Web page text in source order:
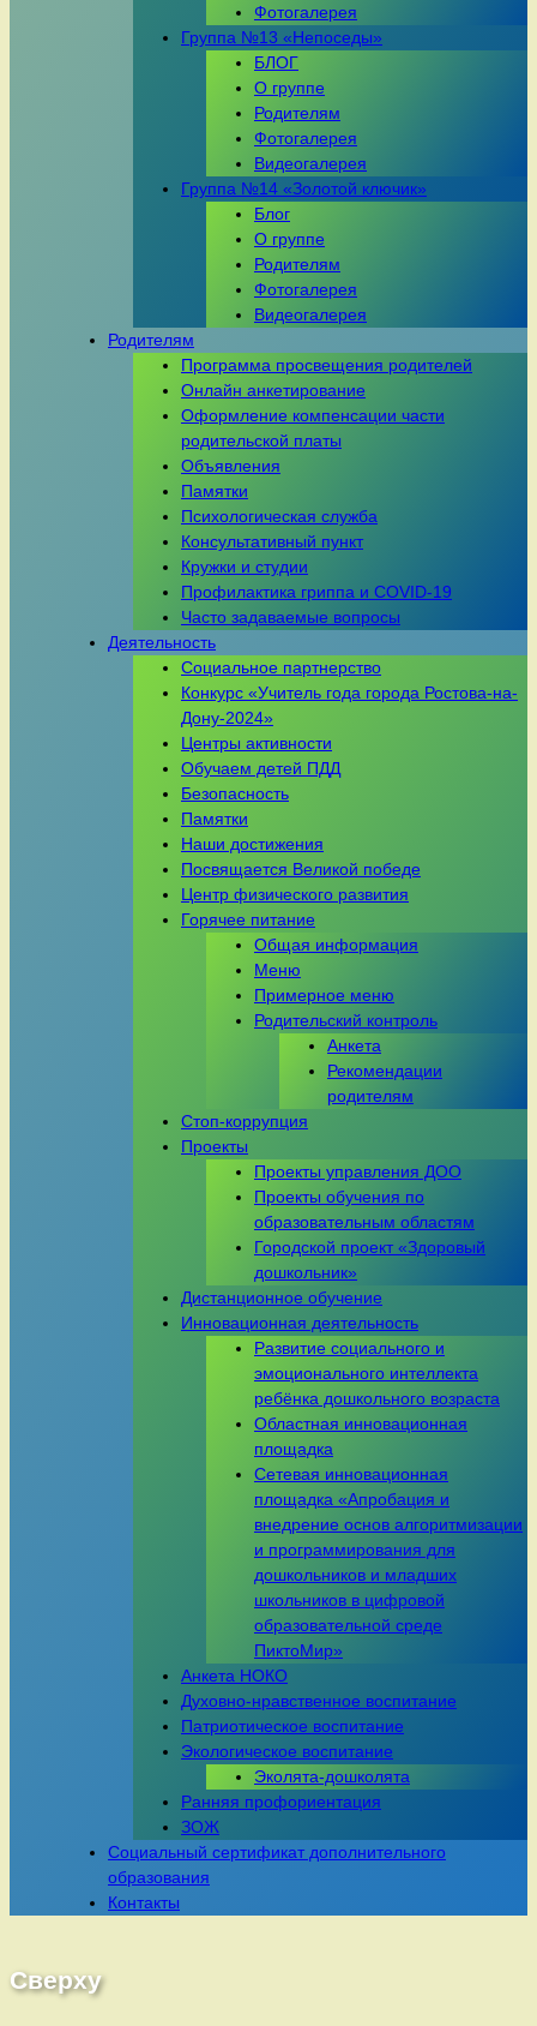
Фотогалерея
Группа №13 «Непоседы»
БЛОГ
О группе
Родителям
Фотогалерея
Видеогалерея
Группа №14 «Золотой ключик»
Блог
О группе
Родителям
Фотогалерея
Видеогалерея
Родителям
Программа просвещения родителей
Онлайн анкетирование
Оформление компенсации части
родительской платы
Объявления
Памятки
Психологическая служба
Консультативный пункт
Кружки и студии
Профилактика гриппа и COVID-19
Часто задаваемые вопросы
Деятельность
Социальное партнерство
Конкурс «Учитель года города Ростова-на-
Дону-2024»
Центры активности
Обучаем детей ПДД
Безопасность
Памятки
Наши достижения
Посвящается Великой победе
Центр физического развития
Горячее питание
Общая информация
Меню
Примерное меню
Родительский контроль
Анкета
Рекомендации
родителям
Стоп-коррупция
Проекты
Проекты управления ДОО
Проекты обучения по
образовательным областям
Городской проект «Здоровый
дошкольник»
Дистанционное обучение
Инновационная деятельность
Развитие социального и
эмоционального интеллекта
ребёнка дошкольного возраста
Областная инновационная
площадка
Сетевая инновационная
площадка «Апробация и
внедрение основ алгоритмизации
и программирования для
дошкольников и младших
школьников в цифровой
образовательной среде
ПиктоМир»
Анкета НОКО
Духовно-нравственное воспитание
Патриотическое воспитание
Экологическое воспитание
Эколята-дошколята
Ранняя профориентация
ЗОЖ
Социальный сертификат дополнительного
образования
Контакты
Сверху